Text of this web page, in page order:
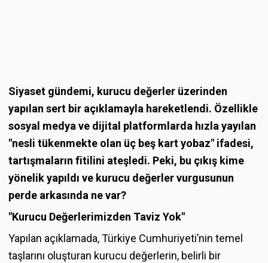
Siyaset gündemi, kurucu değerler üzerinden
yapılan sert bir açıklamayla hareketlendi. Özellikle
sosyal medya ve dijital platformlarda hızla yayılan
"nesli tükenmekte olan üç beş kart yobaz" ifadesi,
tartışmaların fitilini ateşledi. Peki, bu çıkış kime
yönelik yapıldı ve kurucu değerler vurgusunun
perde arkasında ne var?
"Kurucu Değerlerimizden Taviz Yok"
Yapılan açıklamada, Türkiye Cumhuriyeti’nin temel
taşlarını oluşturan kurucu değerlerin, belirli bir